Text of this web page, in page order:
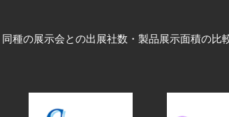
種の展示会との出展社数・製品展示面積の比